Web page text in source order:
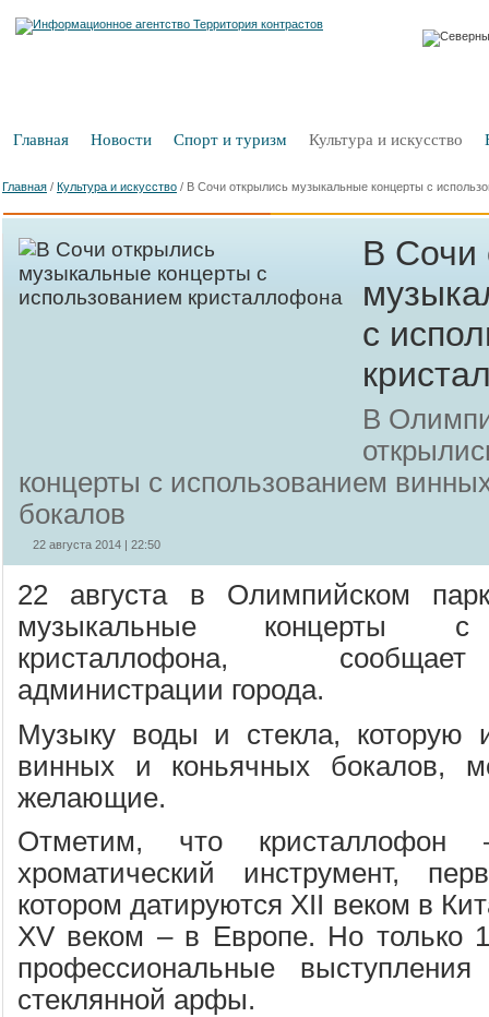
Главная Новости Спорт и туризм Культура и искусство
Главная / Культура и искусство / В Сочи открылись музыкальные концерты с
В Сочи
с
В
концерты с использованием
бокалов
22 августа 2014 | 22:50
22 августа в Олимпийском
музыкальные концерты с
кристаллофона,
администрации города.
Музыку воды и стекла, которую
винных и коньячных бокалов,
желающие.
Отметим, что кристаллофон
хроматический инструмент,
котором датируются XII веком в
XV веком – в Европе. Но только
профессиональные
стеклянной арфы.